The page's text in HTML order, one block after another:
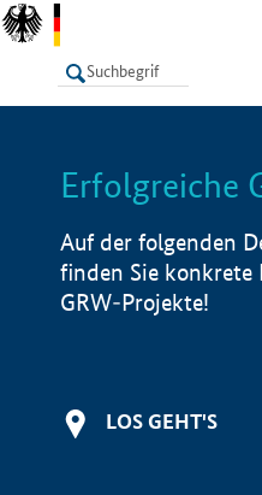
LISTE
Erfolgreiche
Auf der folgenden
finden Sie konkrete
GRW-Projekte!
LOS GEHT'S